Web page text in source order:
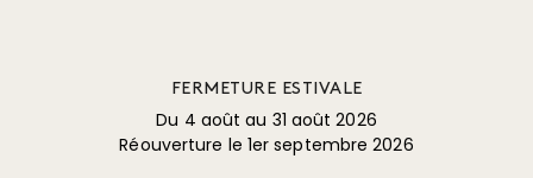
FERMETURE ESTIVALE
Du 4 août au 31 août 2026
Réouverture le 1er septembre 2026